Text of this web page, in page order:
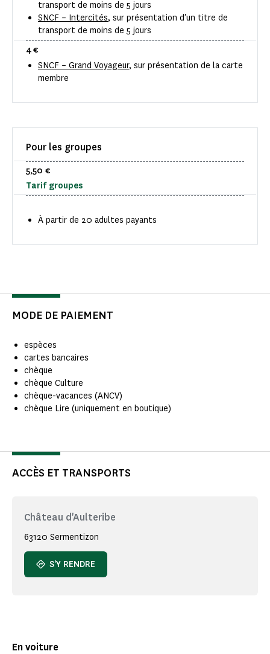
transport de moins de 5 jours
SNCF – Intercités, sur présentation d’un titre de
transport de moins de 5 jours
SNCF – Grand Voyageur, sur présentation de la carte
membre
4 €
Pour les groupes
Tarif groupes
5,50 €
À partir de 20 adultes payants
MODE DE PAIEMENT
espèces
cartes bancaires
chèque
chèque Culture
chèque-vacances (ANCV)
chèque Lire (uniquement en boutique)
ACCÈS ET TRANSPORTS
Château d'Aulteribe
63120 Sermentizon
S'Y RENDRE
En voiture